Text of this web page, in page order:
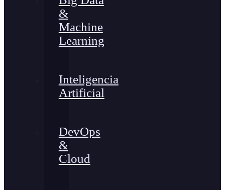
&
Machine
Learning
Inteligencia
Artificial
DevOps
&
Cloud